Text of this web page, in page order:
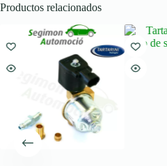
Productos relacionados